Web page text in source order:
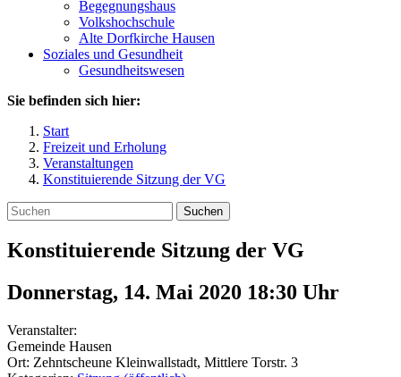
Begegnungshaus
Volkshochschule
Alte Dorfkirche Hausen
Soziales und Gesundheit
Gesundheitswesen
Sie befinden sich hier:
Start
Freizeit und Erholung
Veranstaltungen
Konstituierende Sitzung der VG
Suchen
Konstituierende Sitzung der VG
Donnerstag, 14. Mai 2020 18:30 Uhr
Veranstalter:
Gemeinde Hausen
Ort: Zehntscheune Kleinwallstadt, Mittlere Torstr. 3